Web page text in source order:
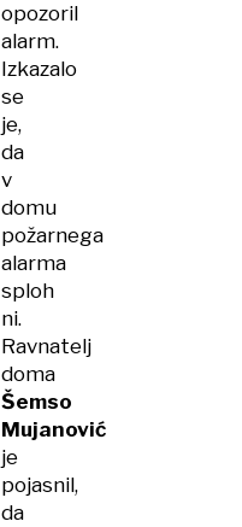
opozoril
alarm.
Izkazalo
se
je,
da
v
domu
požarnega
alarma
sploh
ni.
Ravnatelj
doma
Šemso
Mujanović
je
pojasnil,
da